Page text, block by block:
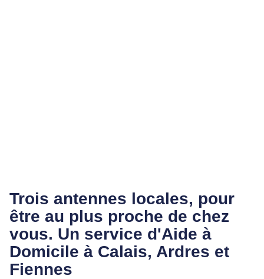
Trois antennes locales, pour
être au plus proche de chez
vous. Un service d'Aide à
Domicile à Calais, Ardres et
Fiennes